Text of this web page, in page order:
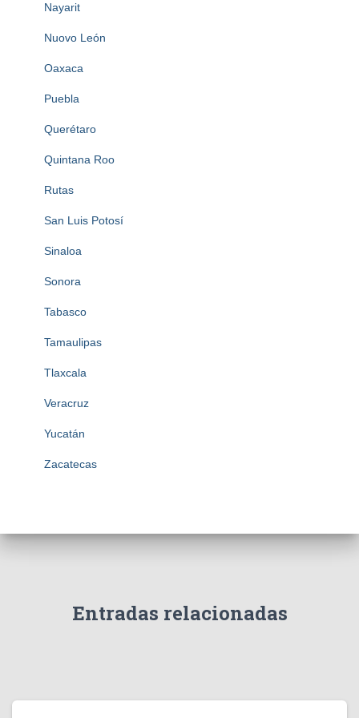
Nayarit
Nuovo León
Oaxaca
Puebla
Querétaro
Quintana Roo
Rutas
San Luis Potosí
Sinaloa
Sonora
Tabasco
Tamaulipas
Tlaxcala
Veracruz
Yucatán
Zacatecas
Entradas relacionadas